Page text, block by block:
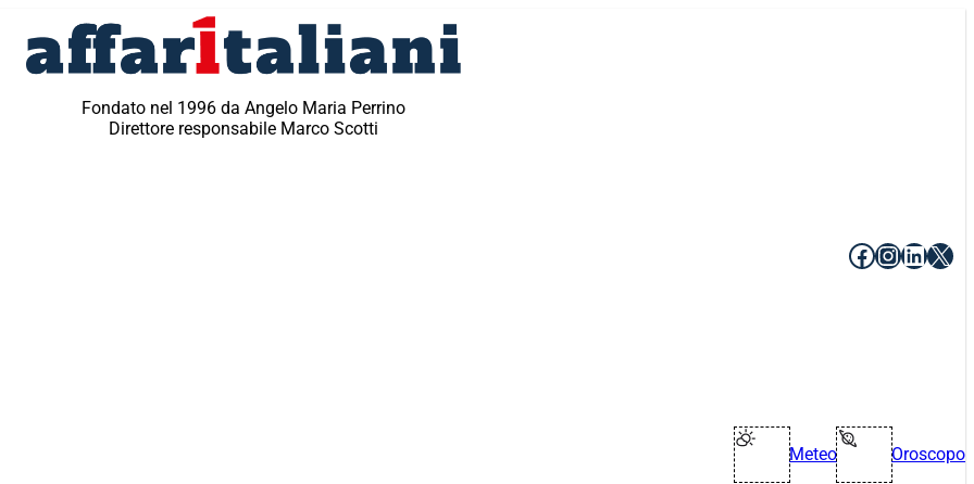
Fondato nel 1996 da Angelo Maria Perrino
Direttore responsabile Marco Scotti
Facebook
X
Meteo Oroscopo